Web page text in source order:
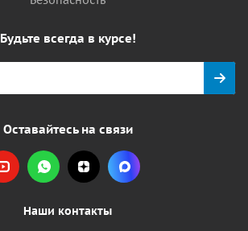
Будьте всегда в курсе!
Оставайтесь на связи
Наши контакты